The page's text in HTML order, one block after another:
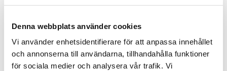
Denna webbplats använder cookies
Vi använder enhetsidentifierare för att anpassa innehållet
och annonserna till användarna, tillhandahålla funktioner
för sociala medier och analysera vår trafik. Vi
Du vet väl att du kan läsa Språktidningen i din
mobiltelefon eller surfplatta? Ladda ned appen
från App Store eller Google Play.